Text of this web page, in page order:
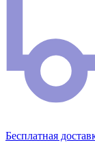
Бесплатная